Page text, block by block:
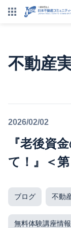
不動産
2026/02/02
『老後資
て！』＜
ブログ 不動
無料体験講座情報